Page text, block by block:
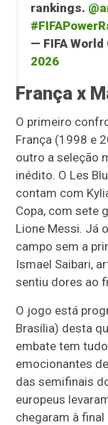
rankings.
— FIFA World
2026
França x
O primeiro
França (1998 e
outro a seleção
inédito. O Les
contam com
Copa, com sete
Lione Messi. Já
campo sem a
Ismael Saibari,
sentiu dores ao
O jogo está
Brasília) desta
embate tem
emocionantes
das semifinais
europeus
chegaram à